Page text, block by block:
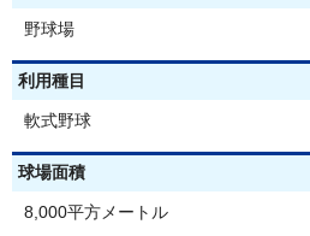
野球場
利用種目
軟式野球
球場面積
8,000平方メートル